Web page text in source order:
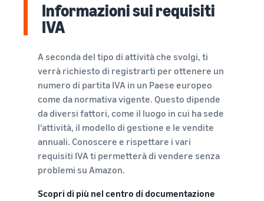
Informazioni sui requisiti
IVA
A seconda del tipo di attività che svolgi, ti
verrà richiesto di registrarti per ottenere un
numero di partita IVA in un Paese europeo
come da normativa vigente. Questo dipende
da diversi fattori, come il luogo in cui ha sede
l'attività, il modello di gestione e le vendite
annuali. Conoscere e rispettare i vari
requisiti IVA ti permetterà di vendere senza
problemi su Amazon.
Scopri di più nel centro di documentazione